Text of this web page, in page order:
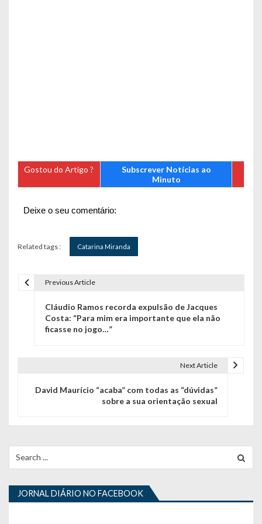
Gostou do Artigo ?
Subscrever Notícias ao
Minuto
Deixe o seu comentário:
Related tags : Catarina Miranda
o
d
e
Previous Article
Cláudio Ramos recorda expulsão de Jacques
Costa: “Para mim era importante que ela não
ficasse no jogo…”
Next Article
David Maurício “acaba” com todas as “dúvidas”
sobre a sua orientação sexual
for:
JORNAL DIÁRIO NO FACEBOOK